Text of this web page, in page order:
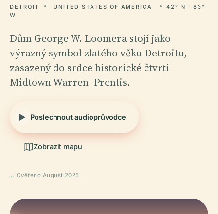
DETROIT UNITED STATES OF AMERICA
42° N · 83°
W
Dům George W. Loomera stojí jako
výrazný symbol zlatého věku Detroitu,
zasazený do srdce historické čtvrti
Midtown Warren–Prentis.
Poslechnout audioprůvodce
Zobrazit mapu
Ověřeno August 2025